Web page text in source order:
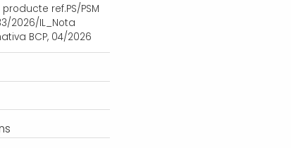
ref.PS/PSM
2026/IL_Nota
BCP, 04/2026